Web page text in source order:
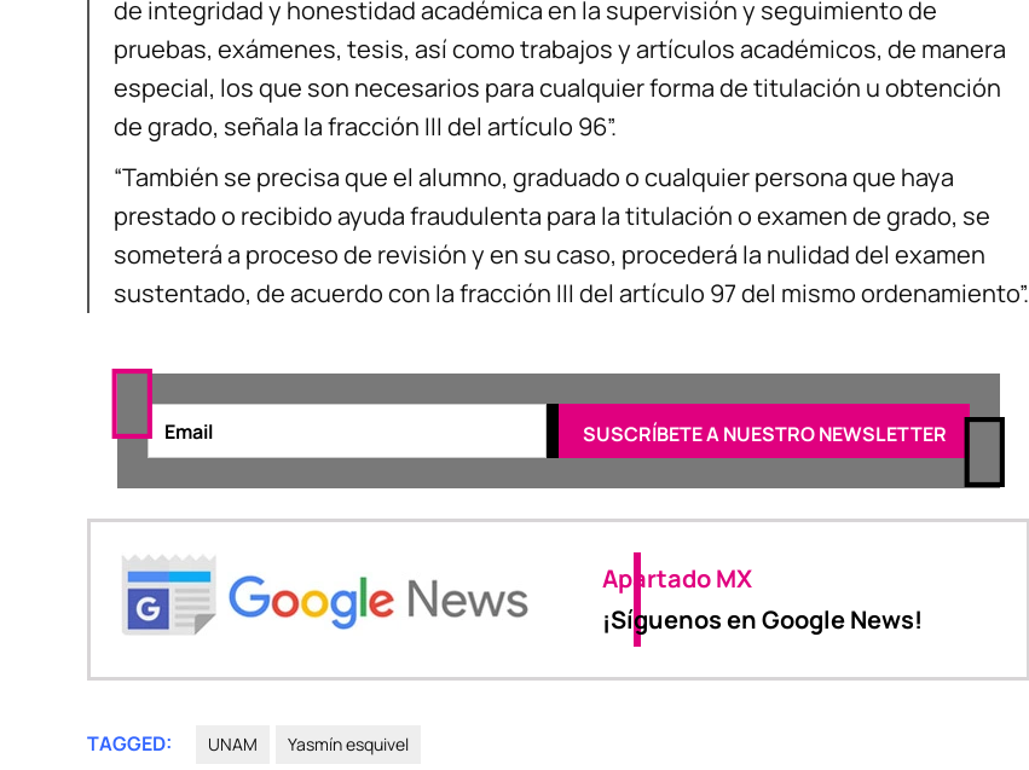
de integridad y honestidad académica en la supervisión y seguimiento de
pruebas, exámenes, tesis, así como trabajos y artículos académicos, de manera
especial, los que son necesarios para cualquier forma de titulación u obtención
de grado, señala la fracción III del artículo 96”.
“También se precisa que el alumno, graduado o cualquier persona que haya
prestado o recibido ayuda fraudulenta para la titulación o examen de grado, se
someterá a proceso de revisión y en su caso, procederá la nulidad del examen
sustentado, de acuerdo con la fracción III del artículo 97 del mismo ordenamiento”.
Apartado MX
¡Síguenos en Google News!
TAGGED: UNAM Yasmín esquivel